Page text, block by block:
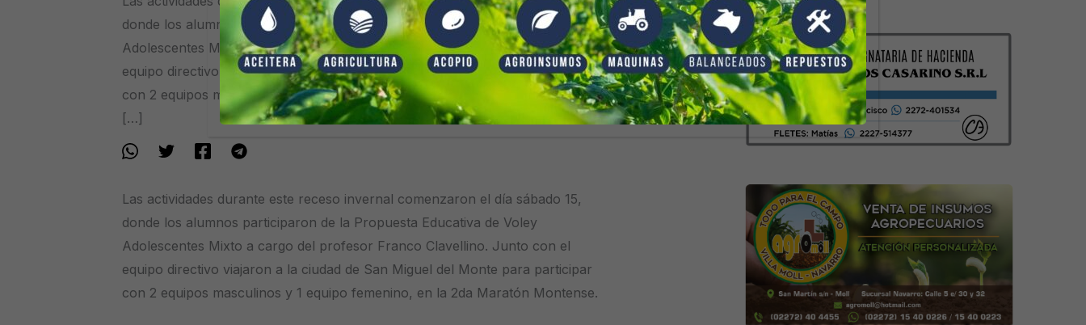
donde los alumnos participaron de la Propuesta Educativa de Voley
Adolescentes Mixto a cargo del profesor Franco Clavellino. Junto con el
equipo directivo viajaron a la ciudad de San Miguel del Monte para participar
con 2 equipos masculinos y 1 equipo femenino, en la 2da Maratón Montense.
[…]
Las actividades durante este receso invernal comenzaron el día sábado 15,
donde los alumnos participaron de la Propuesta Educativa de Voley
Adolescentes Mixto a cargo del profesor Franco Clavellino. Junto con el
equipo directivo viajaron a la ciudad de San Miguel del Monte para participar
con 2 equipos masculinos y 1 equipo femenino, en la 2da Maratón Montense.